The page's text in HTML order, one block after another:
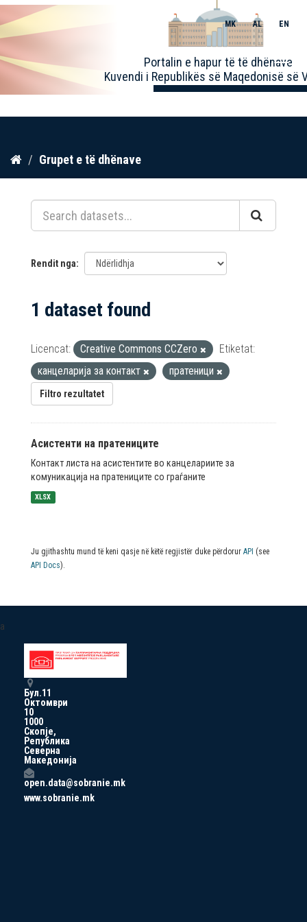
Kalo
përmbajtja
Portalin e hapur të të dhënave
Kuvendi i Republikës së Maqedonisë së
MK AL EN
Toggle
Grupet e të dhënave
Rendit nga
1 dataset found
Licencat: Creative Commons CCZero
Etiketat:
канцеларија за контакт
пратеници
Filtro rezultatet
Асистенти на пратениците
Контакт листа на асистентите во канцелариите за
комуникација на пратениците со граѓаните
XLSX
Ju gjithashtu mund të keni qasje në këtë regjistër duke përdorur API (see
API Docs).
a
Бул.11
Октомври
10
1000
Скопје,
Република
Северна
Македонија
open.data@sobranie.mk
www.sobranie.mk